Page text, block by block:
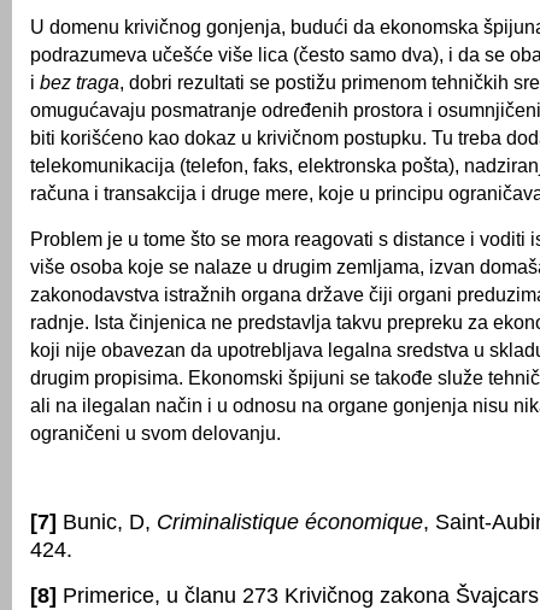
U domenu krivičnog gonjenja, budući da ekonomska
podrazumeva učešće više lica (često samo dva), i da se
i bez traga, dobri rezultati se postižu primenom tehničkih
omugućavaju posmatranje određenih prostora i
biti korišćeno kao dokaz u krivičnom postupku. Tu treba
telekomunikacija (telefon, faks, elektronska pošta),
računa i transakcija i druge mere, koje u principu
Problem je u tome što se mora reagovati s distance i voditi
više osoba koje se nalaze u drugim zemljama, izvan
zakonodavstva istražnih organa države čiji organi
radnje. Ista činjenica ne predstavlja takvu prepreku za
koji nije obavezan da upotrebljava legalna sredstva u
drugim propisima. Ekonomski špijuni se takođe služe
ali na ilegalan način i u odnosu na organe gonjenja nisu
ograničeni u svom delovanju.
[7] Bunic, D, Criminalistique économique, Saint-
424.
[8] Primerice, u članu 273 Krivičnog zakona